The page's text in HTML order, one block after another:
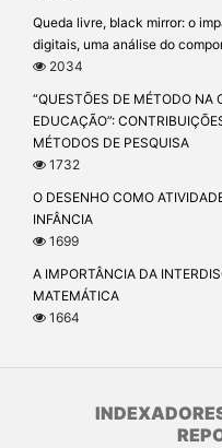
Queda livre, black mirror: o
digitais, uma análise do
2034
“QUESTÕES DE MÉTODO NA
EDUCAÇÃO”:
MÉTODOS DE PESQUISA
1732
O DESENHO COMO
INFÂNCIA
1699
A IMPORTÂNCIA DA
MATEMÁTICA
1664